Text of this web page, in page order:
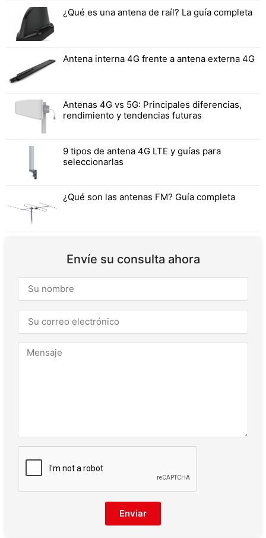
¿Qué es una antena de raíl? La guía completa
Antena interna 4G frente a antena externa 4G
Antenas 4G vs 5G: Principales diferencias,
rendimiento y tendencias futuras
9 tipos de antena 4G LTE y guías para
seleccionarlas
¿Qué son las antenas FM? Guía completa
Envíe su consulta ahora
Enviar